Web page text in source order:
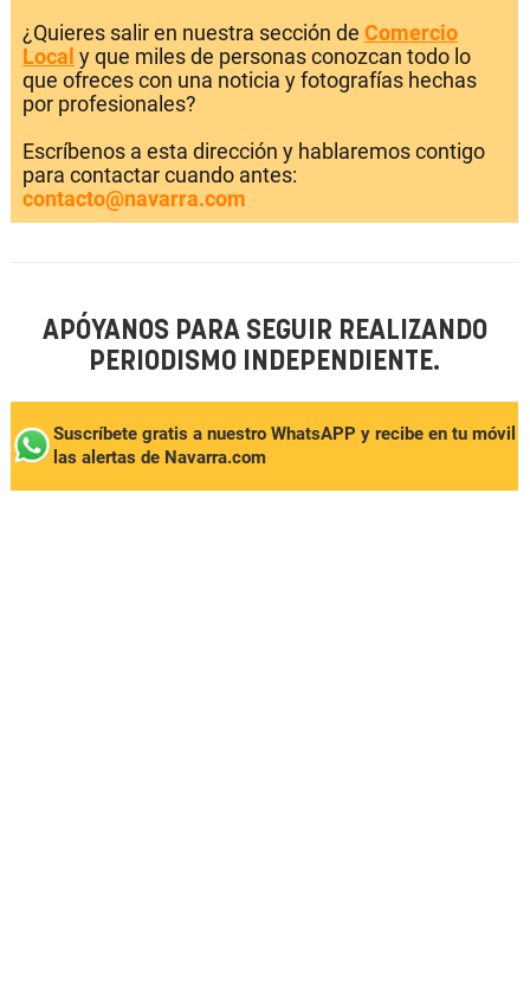
¿Quieres salir en nuestra sección de Comercio
Local y que miles de personas conozcan todo lo
que ofreces con una noticia y fotografías hechas
por profesionales?
Escríbenos a esta dirección y hablaremos contigo
para contactar cuando antes:
contacto@navarra.com
APÓYANOS PARA SEGUIR REALIZANDO
PERIODISMO INDEPENDIENTE.
Suscríbete gratis a nuestro WhatsAPP y recibe en tu móvil
las alertas de Navarra.com